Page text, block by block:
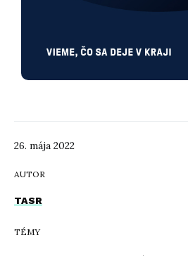
26. mája 2022
AUTOR
TASR
TÉMY